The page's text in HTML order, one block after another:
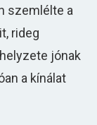
szemlélte a
rideg
jónak
a kínálat